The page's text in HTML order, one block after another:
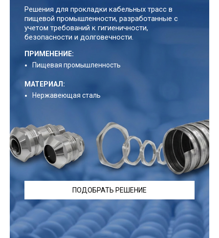
Решения для прокладки кабельных трасс в
пищевой промышленности, разработанные с
учетом требований к гигиеничности,
безопасности и долговечности.
ПРИМЕНЕНИЕ:
Пищевая промышленность
МАТЕРИАЛ:
Нержавеющая сталь
ПОДОБРАТЬ РЕШЕНИЕ